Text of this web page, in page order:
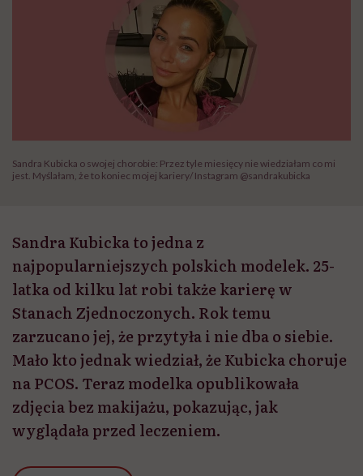
Sandra Kubicka o swojej chorobie: Przez tyle miesięcy nie wiedziałam co mi
jest. Myślałam, że to koniec mojej kariery/ Instagram @sandrakubicka
Sandra Kubicka to jedna z
najpopularniejszych polskich modelek. 25-
latka od kilku lat robi także karierę w
Stanach Zjednoczonych. Rok temu
zarzucano jej, że przytyła i nie dba o siebie.
Mało kto jednak wiedział, że Kubicka choruje
na PCOS. Teraz modelka opublikowała
zdjęcia bez makijażu, pokazując, jak
wyglądała przed leczeniem.